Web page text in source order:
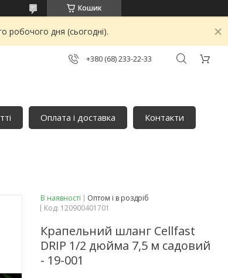
Кошик
робочого дня (сьогодні).
+380 (68) 233-22-33
Оплата і доставка Контакти
В наявності
Оптом і в роздріб
Код: 120900401701
Крапельний шланг Cellfast
DRIP 1/2 дюйма 7,5 м садовий
- 19-001